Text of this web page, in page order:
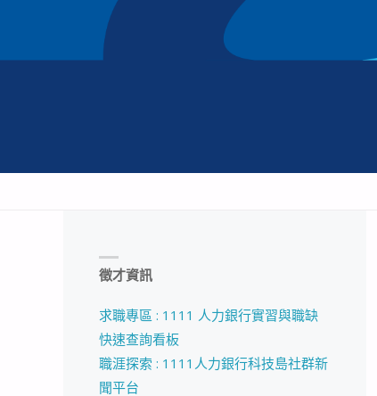
徵才資訊
求職專區 : 1111 人力銀行實習與職缺
快速查詢看板
職涯探索 : 1111人力銀行科技島社群新
聞平台